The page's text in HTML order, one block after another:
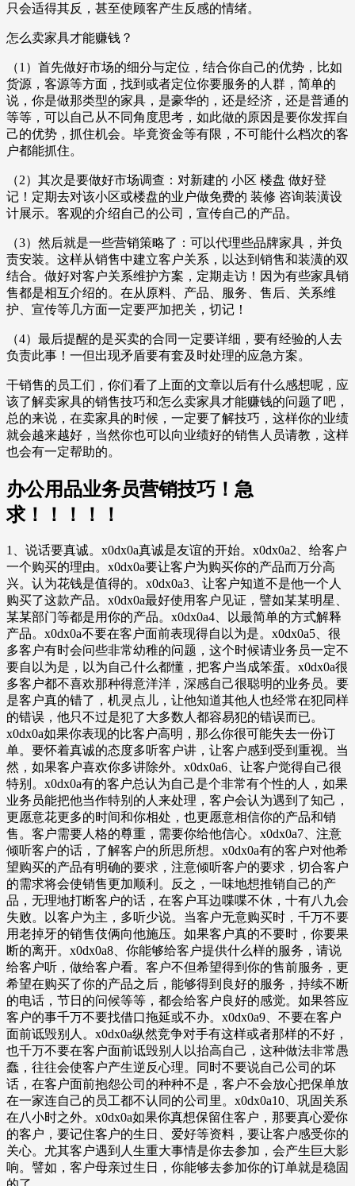
只会适得其反，甚至使顾客产生反感的情绪。
怎么卖家具才能赚钱？
（1）首先做好市场的细分与定位，结合你自己的优势，比如
货源，客源等方面，找到或者定位你要服务的人群，简单的
说，你是做那类型的家具，是豪华的，还是经济，还是普通的
等等，可以自己从不同角度思考，如此做的原因是要你发挥自
己的优势，抓住机会。毕竟资金等有限，不可能什么档次的客
户都能抓住。
（2）其次是要做好市场调查：对新建的 小区 楼盘 做好登
记！定期去对该小区或楼盘的业户做免费的 装修 咨询装潢设
计展示。客观的介绍自己的公司，宣传自己的产品。
（3）然后就是一些营销策略了：可以代理些品牌家具，并负
责安装。这样从销售中建立客户关系，以达到销售和装潢的双
结合。做好对客户关系维护方案，定期走访！因为有些家具销
售都是相互介绍的。在从原料、产品、服务、售后、关系维
护、宣传等几方面一定要严加把关，切记！
（4）最后提醒的是买卖的合同一定要详细，要有经验的人去
负责此事！一但出现矛盾要有套及时处理的应急方案。
干销售的员工们，你们看了上面的文章以后有什么感想呢，应
该了解卖家具的销售技巧和怎么卖家具才能赚钱的问题了吧，
总的来说，在卖家具的时候，一定要了解技巧，这样你的业绩
就会越来越好，当然你也可以向业绩好的销售人员请教，这样
也会有一定帮助的。
办公用品业务员营销技巧！急
求！！！！！
1、说话要真诚。x0dx0a真诚是友谊的开始。x0dx0a2、给客户
一个购买的理由。x0dx0a要让客户为购买你的产品而万分高
兴。认为花钱是值得的。x0dx0a3、让客户知道不是他一个人
购买了这款产品。x0dx0a最好使用客户见证，譬如某某明星、
某某部门等都是用你的产品。x0dx0a4、以最简单的方式解释
产品。x0dx0a不要在客户面前表现得自以为是。x0dx0a5、很
多客户有时会问些非常幼稚的问题，这个时候请业务员一定不
要自以为是，以为自己什么都懂，把客户当成笨蛋。x0dx0a很
多客户都不喜欢那种得意洋洋，深感自己很聪明的业务员。要
是客户真的错了，机灵点儿，让他知道其他人也经常在犯同样
的错误，他只不过是犯了大多数人都容易犯的错误而已。
x0dx0a如果你表现的比客户高明，那么你很可能失去一份订
单。要怀着真诚的态度多听客户讲，让客户感到受到重视。当
然，如果客户喜欢你多讲除外。x0dx0a6、让客户觉得自己很
特别。x0dx0a有的客户总认为自己是个非常有个性的人，如果
业务员能把他当作特别的人来处理，客户会认为遇到了知己，
更愿意花更多的时间和你相处，也更愿意相信你的产品和销
售。客户需要人格的尊重，需要你给他信心。x0dx0a7、注意
倾听客户的话，了解客户的所思所想。x0dx0a有的客户对他希
望购买的产品有明确的要求，注意倾听客户的要求，切合客户
的需求将会使销售更加顺利。反之，一味地想推销自己的产
品，无理地打断客户的话，在客户耳边喋喋不休，十有八九会
失败。以客户为主，多听少说。当客户无意购买时，千万不要
用老掉牙的销售伎俩向他施压。如果客户真的不要时，你要果
断的离开。x0dx0a8、你能够给客户提供什么样的服务，请说
给客户听，做给客户看。客户不但希望得到你的售前服务，更
希望在购买了你的产品之后，能够得到良好的服务，持续不断
的电话，节日的问候等等，都会给客户良好的感觉。如果答应
客户的事千万不要找借口拖延或不办。x0dx0a9、不要在客户
面前诋毁别人。x0dx0a纵然竞争对手有这样或者那样的不好，
也千万不要在客户面前诋毁别人以抬高自己，这种做法非常愚
蠢，往往会使客户产生逆反心理。同时不要说自己公司的坏
话，在客户面前抱怨公司的种种不是，客户不会放心把保单放
在一家连自己的员工都不认同的公司里。x0dx0a10、巩固关系
在八小时之外。x0dx0a如果你真想保留住客户，那要真心爱你
的客户，要记住客户的生日、爱好等资料，要让客户感受你的
关心。尤其客户遇到人生重大事情是你去参加，会产生巨大影
响。譬如，客户母亲过生日，你能够去参加你的订单就是稳固